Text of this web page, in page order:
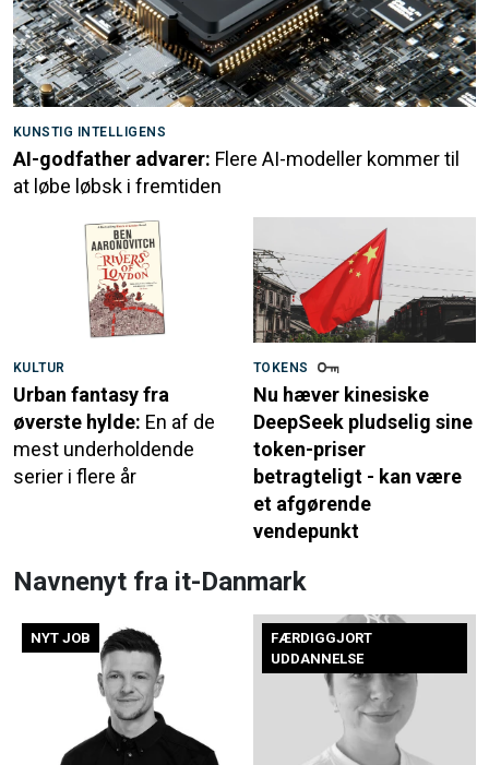
KUNSTIG INTELLIGENS
AI-godfather advarer: Flere AI-modeller kommer til
at løbe løbsk i fremtiden
KULTUR
Urban fantasy fra
øverste hylde: En af de
mest underholdende
serier i flere år
TOKENS
Nu hæver kinesiske
DeepSeek pludselig sine
token-priser
betragteligt - kan være
et afgørende
vendepunkt
Navnenyt fra it-Danmark
NYT JOB
FÆRDIGGJORT
UDDANNELSE